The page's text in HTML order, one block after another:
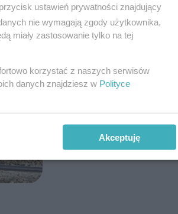
ustawień prywatności znajdujący
nie wymagają zgody użytkownika,
miały zastosowanie tylko na tej
korzystać z naszych serwisów
danych znajdziesz w Polityce
Akceptuję